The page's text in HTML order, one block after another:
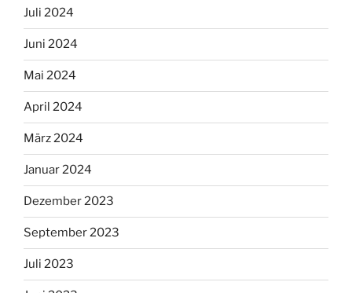
Juli 2024
Juni 2024
Mai 2024
April 2024
März 2024
Januar 2024
Dezember 2023
September 2023
Juli 2023